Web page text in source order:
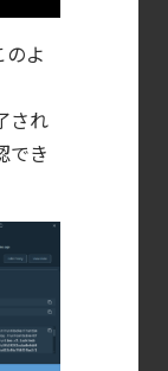
よ
され
でき